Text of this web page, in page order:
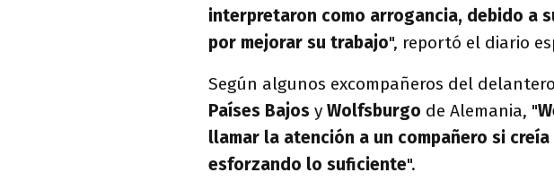
interpretaron como arrogancia, debido a
por mejorar su trabajo", reportó el diario
Según algunos excompañeros del
Países Bajos y Wolfsburgo de Alemania, "
llamar la atención a un compañero si
esforzando lo suficiente".